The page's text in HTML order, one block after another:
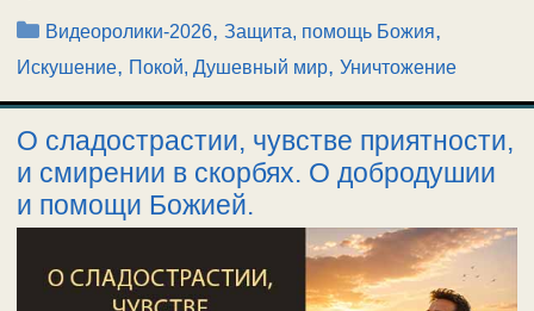
Рубрики
Видеоролики-2026,Защита, помощь Божия,
Искушение, Покой, Душевный мир, Уничтожение
О сладострастии, чувстве приятности,
и смирении в скорбях. О добродушии
и помощи Божией.